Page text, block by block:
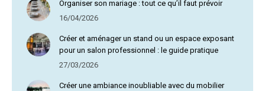
Organiser son mariage : tout ce qu’il faut prévoir
16/04/2026
Créer et aménager un stand ou un espace exposant
pour un salon professionnel : le guide pratique
27/03/2026
Créer une ambiance inoubliable avec du mobilier